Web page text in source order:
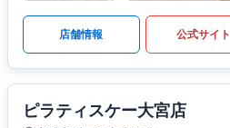
店舗情報 公式サイト
ピラティスケー大宮店